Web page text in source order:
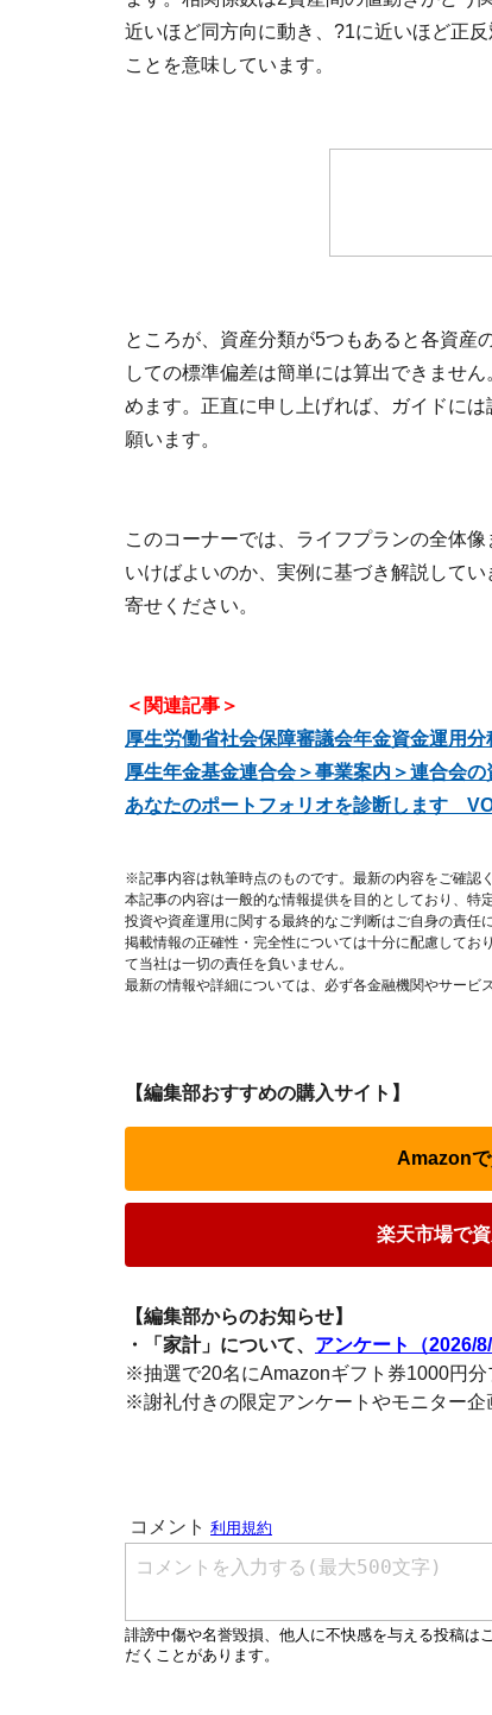
近いほど同方向に動き、?1に近いほど正
ことを意味しています。
ところが、資産分類が5つもあると各資産
しての標準偏差は簡単には算出できませ
めます。正直に申し上げれば、ガイドに
願います。
このコーナーでは、ライフプランの全体
いけばよいのか、実例に基づき解説して
寄せください。
＜関連記事＞
厚生労働省社会保障審議会年金資金運用分
厚生年金基金連合会＞事業案内＞連合会の
あなたのポートフォリオを診断します
※記事内容は執筆時点のものです。最新の内容をご確認く
本記事の内容は一般的な情報提供を目的としており、特
投資や資産運用に関する最終的なご判断はご自身の責任
掲載情報の正確性・完全性については十分に配慮して
て当社は一切の責任を負いません。
最新の情報や詳細については、必ず各金融機関やサービ
【編集部おすすめの購入サイト】
Amazonで
楽天市場で
【編集部からのお知らせ】
・「家計」について、 アンケート（2026/8/
※抽選で20名にAmazonギフト券1000円分
※謝礼付きの限定アンケートやモニター企